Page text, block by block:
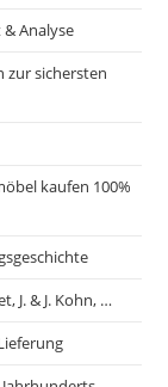
Analyse
zur sichersten
kaufen 100%
J. & J. Kohn, …